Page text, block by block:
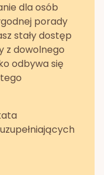
dla osób
porady
stały dostęp
z dowolnego
odbywa się